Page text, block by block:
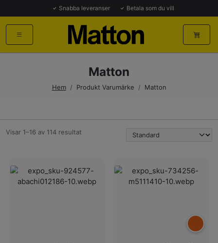
Snabba leveranser Betala som du vill
Matton
Hem / Produkt Varumärke / Matton
Visar 1–16 av 114 resultat